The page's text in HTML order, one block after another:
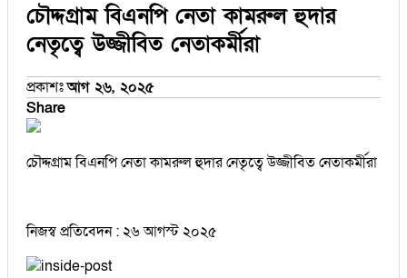
চৌদ্দগ্রাম বিএনপি নেতা কামরুল হুদার
নেতৃত্বে উজ্জীবিত নেতাকর্মীরা
প্রকাশঃআগ ২৬, ২০২৫
Share
চৌদ্দগ্রাম বিএনপি নেতা কামরুল হুদার নেতৃত্বে উজ্জীবিত নেতাকর্মীরা
নিজস্ব প্রতিবেদন : ২৬ আগস্ট ২০২৫